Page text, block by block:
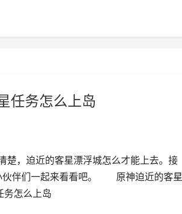
任务怎么上岛
，迫近的客星漂浮城怎么才能上去。接
伙伴们一起来看看吧。 原神迫近的客星
怎么上岛